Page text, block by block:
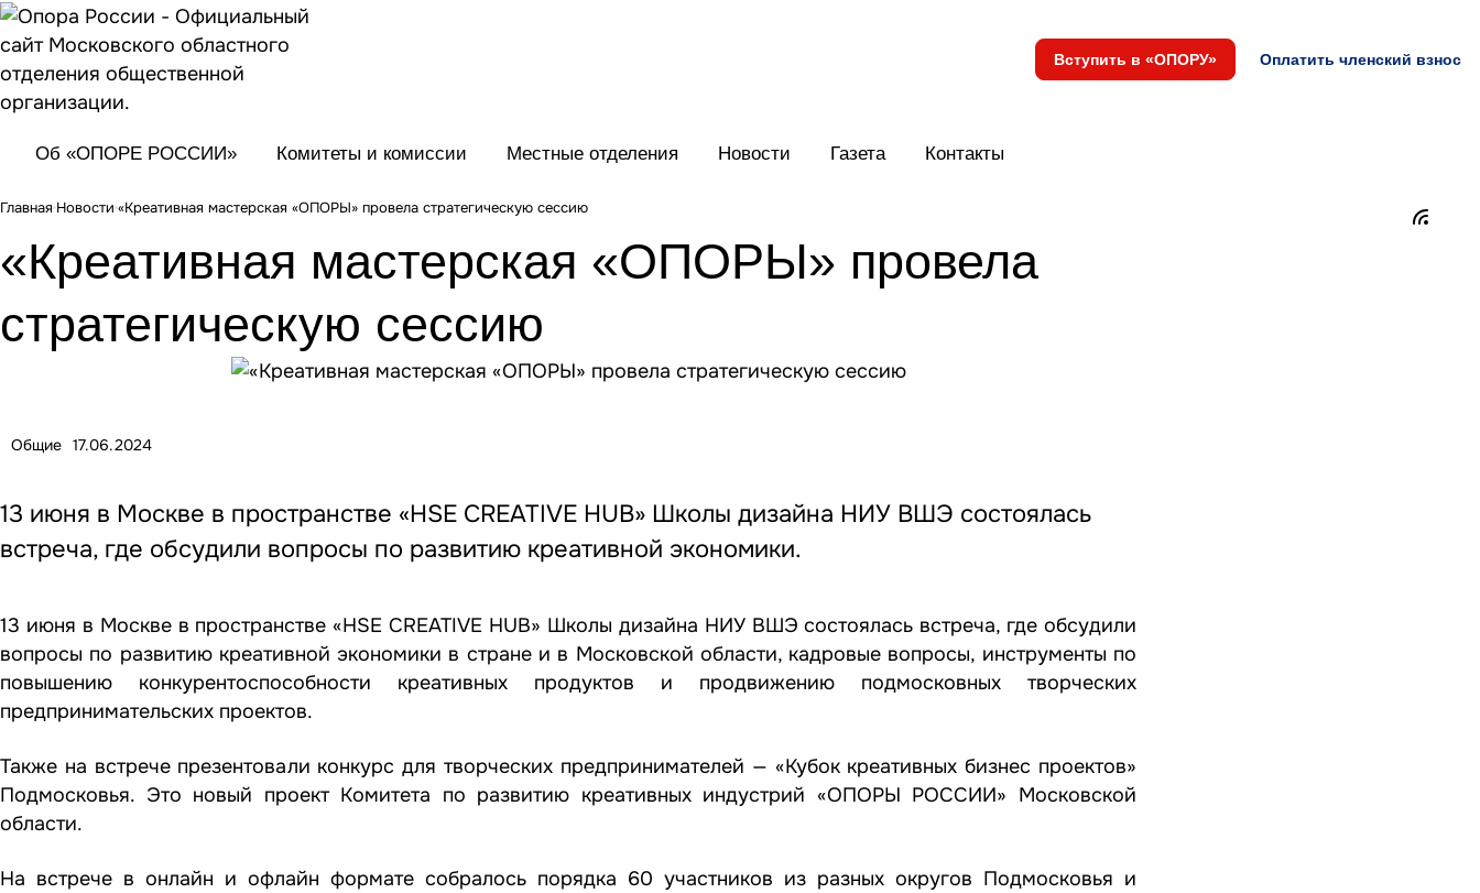
Вступить в «ОПОРУ» Оплатить членский взнос
Об «ОПОРЕ РОССИИ» Комитеты и комиссии Местные отделения Новости Газета Контакты
Главная Новости «Креативная мастерская «ОПОРЫ» провела стратегическую сессию
«Креативная мастерская «ОПОРЫ» провела
стратегическую сессию
Общие 17.06.2024
13 июня в Москве в пространстве «HSE CREATIVE HUB» Школы дизайна НИУ ВШЭ состоялась
встреча, где обсудили вопросы по развитию креативной экономики.
13 июня в Москве в пространстве «HSE CREATIVE HUB» Школы дизайна НИУ ВШЭ состоялась встреча, где обсудили
вопросы по развитию креативной экономики в стране и в Московской области, кадровые вопросы, инструменты по
повышению конкурентоспособности креативных продуктов и продвижению подмосковных творческих
предпринимательских проектов.
Также на встрече презентовали конкурс для творческих предпринимателей — «Кубок креативных бизнес проектов»
Подмосковья. Это новый проект Комитета по развитию креативных индустрий «ОПОРЫ РОССИИ» Московской
области.
На встрече в онлайн и офлайн формате собралось порядка 60 участников из разных округов Подмосковья и